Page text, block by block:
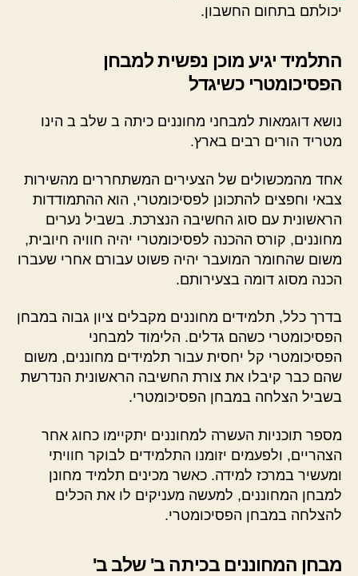
יכולתם בתחום החשבון.
התלמיד יגיע מוכן נפשית למבחן
הפסיכומטרי כשיגדל
נושא דוגמאות למבחני מחוננים כיתה ב שלב ב הינו
מטריד הורים רבים בארץ.
אחד מהמכשולים של הצעירים המשתחררים מהשירות
צבאי וחפצים להתכונן לפסיכומטרי, הוא ההתמודדות
הראשונית עם סוג החשיבה הנצרכת. בשביל נערים
מחוננים, קורס ההכנה לפסיכומטרי יהיה חוויה חיובית,
משום שהחומר המועבר יהיה פשוט עבורם אחרי שעברו
הכנה מסוג דומה בצעירותם.
בדרך כלל, תלמידים מחוננים מקבלים ציון גבוה במבחן
הפסיכומטרי כשהם גדלים. הלימוד למבחני
הפסיכומטרי קל יחסית עבור תלמידים מחוננים, משום
שהם כבר קיבלו את צורת החשיבה הראשונית הנדרשת
בשביל הצלחה במבחן הפסיכומטרי.
מספר תוכניות העשרה למחוננים יתקיימו כחוג אחר
הצהריים, ולפעמים יזומנו התלמידים לבוקר חוויתי
ומעשיר במרכז למידה. כאשר מכינים תלמיד מחונן
למבחן המחוננים, למעשה מעניקים לו את הכלים
להצלחה במבחן הפסיכומטרי.
מבחן המחוננים בכיתה ב' שלב ב'